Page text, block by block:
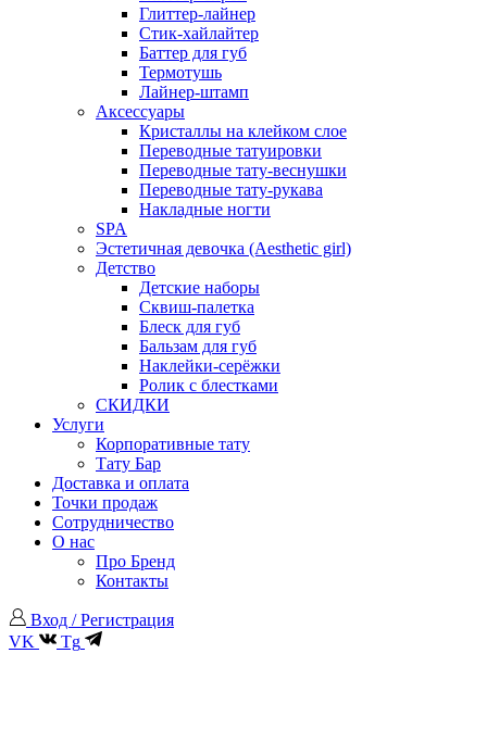
Глиттер-лайнер
Стик-хайлайтер
Баттер для губ
Термотушь
Лайнер-штамп
Аксессуары
Кристаллы на клейком слое
Переводные татуировки
Переводные тату-веснушки
Переводные тату-рукава
Накладные ногти
SPA
Эстетичная девочка (Aesthetic girl)
Детство
Детские наборы
Сквиш-палетка
Блеск для губ
Бальзам для губ
Наклейки-серёжки
Ролик с блестками
СКИДКИ
Услуги
Корпоративные тату
Тату Бар
Доставка и оплата
Точки продаж
Сотрудничество
О нас
Про Бренд
Контакты
Вход / Регистрация
VK
Tg